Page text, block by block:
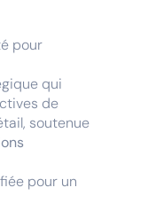
pour
qui
de
soutenue
pour un